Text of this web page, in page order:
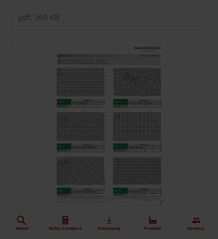
pdf, 360 KB
Vzory kladenia - Appia Antica dlažba
Hľadať Služby a podpora Dokumenty Produkty Kontakty